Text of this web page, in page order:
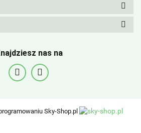
nas na
Sky-Shop.pl